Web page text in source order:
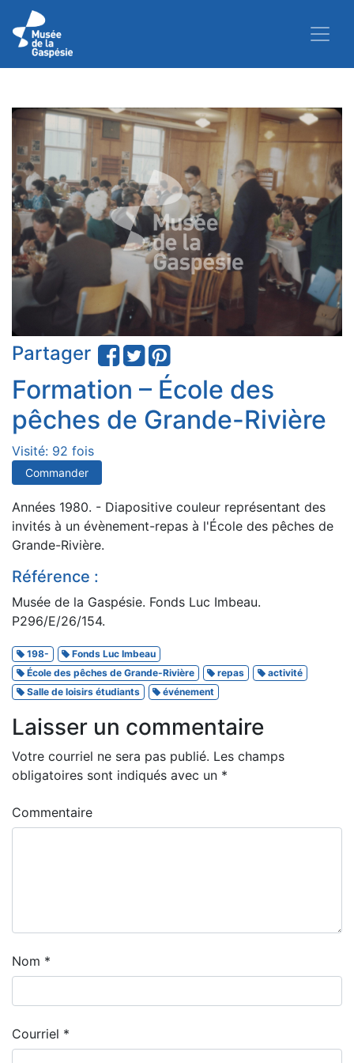
Partager
Formation – École des
pêches de Grande-Rivière
Visité: 92 fois
Commander
Années 1980. - Diapositive couleur représentant des
invités à un évènement-repas à l'École des pêches de
Grande-Rivière.
Référence :
Musée de la Gaspésie. Fonds Luc Imbeau.
P296/E/26/154.
198-
Fonds Luc Imbeau
École des pêches de Grande-Rivière
repas
activité
Salle de loisirs étudiants
événement
Laisser un commentaire
Votre courriel ne sera pas publié. Les champs
obligatoires sont indiqués avec un *
Commentaire
Nom *
Courriel *